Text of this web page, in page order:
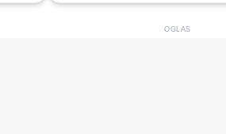
OGLAS